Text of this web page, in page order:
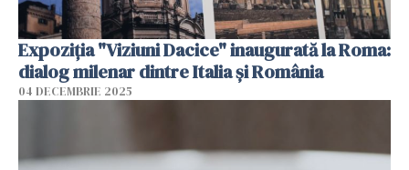
Expoziția "Viziuni Dacice" inaugurată la Roma:
dialog milenar dintre Italia și România
04 DECEMBRIE 2025